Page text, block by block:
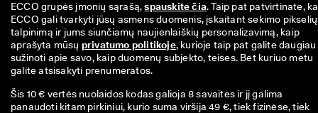
ECCO grupės įmonių sąrašą, spauskite čia. Taip pat patvirtinate,
ECCO gali tvarkyti jūsų asmens duomenis, įskaitant sekimo pikselių
talpinimą ir jums siunčiamų naujienlaiškių personalizavimą, kaip
aprašyta mūsų privatumo politikoje, kurioje taip pat galite daugiau
sužinoti apie savo, kaip duomenų subjekto, teises. Bet kuriuo metu
galite atsisakyti prenumeratos.
Šis 10 € vertės nuolaidos kodas galioja 8 savaites ir jį galima
panaudoti kitam pirkiniui, kurio suma viršija 49 €, tiek fizinėse, tiek